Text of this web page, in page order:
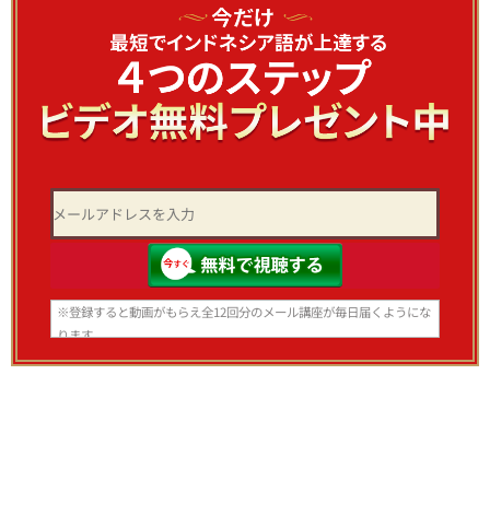
※登録すると動画がもらえ全12回分のメール講座が毎日届くようにな
ります。
いつでも登録解除できますのでご安心ください。